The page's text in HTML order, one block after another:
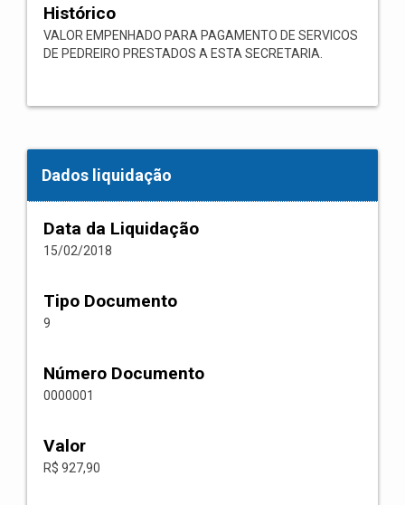
Histórico
VALOR EMPENHADO PARA PAGAMENTO DE SERVICOS
DE PEDREIRO PRESTADOS A ESTA SECRETARIA.
Dados liquidação
Data da Liquidação
15/02/2018
Tipo Documento
9
Número Documento
0000001
Valor
R$ 927,90